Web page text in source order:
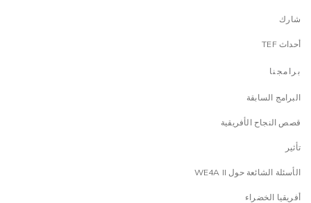
شارك
أحداث TEF
برامجنا
البرامج السابقة
قصص النجاح الأفريقية
تأثير
الأسئلة الشائعة حول WE4A II
أفريقيا الخضراء